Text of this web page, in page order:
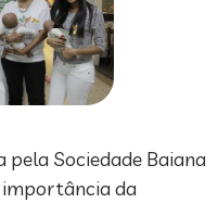
Sociedade Baiana
importância da